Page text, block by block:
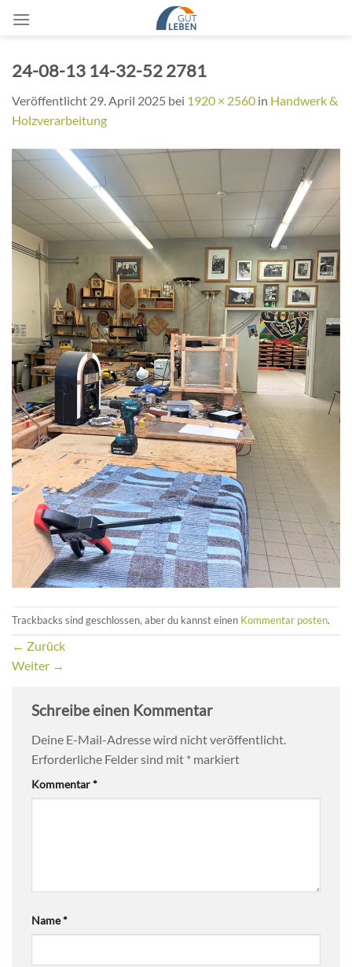
Inhalt
24-08-13 14-32-52 2781
Veröffentlicht 29. April 2025 bei 1920 × 2560 in Handwerk &
Holzverarbeitung
Trackbacks sind geschlossen, aber du kannst einen Kommentar posten.
← Zurück
Weiter →
Schreibe einen Kommentar
Deine E-Mail-Adresse wird nicht veröffentlicht.
Erforderliche Felder sind mit * markiert
Kommentar*
Name*